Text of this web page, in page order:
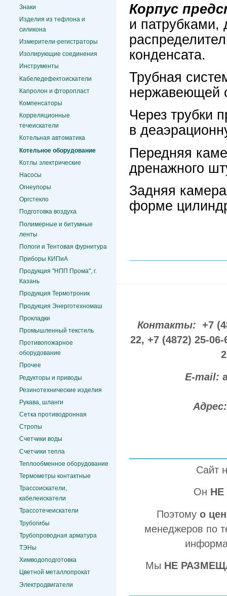
Знаки
Изделия из тефлона и
силикона
Измерители-регистраторы
Изолирующие соединения
Инструменты
Кабеледефектоискатели
Капролон и фторопласт
Компенсаторы
Корреляционные
течеискатели
Котельная автоматика
Котельное оборудование
Котлы электрические
Насосы
Огнеупоры
Оргстекло
Подготовка воздуха
Полимерные и битумные
ленты
Пологи и Тентовая фурнитура
Приборы КИПиА
Продукция "НПП Прома", г.
Казань
Продукция Термотроник
Продукция Энерготехномаш
Прокладки
Промышленный текстиль
Противопожарное
оборудование
Прочее
Редукторы и приводы
Резинотехнические изделия
Рукава, шланги
Сетка противодронная
Стропы
Счетчики воды
Счетчики тепла
Теплообменное оборудование
Термометры контактные
Трассоискатели,
кабелеискатели
Трассотечеискатели
Трубогибы
Трубопроводная арматура
ТЭНы
Химводоподготовка
Цветной металлопрокат
Электродвигатели
Корпус
и патрубками,
конденсата.
Трубная
нержавеющей
Через трубки
в
Передняя
дренажного
Задняя
форме
Контакты: +7
22, +7 (4872) 25-
E-mail:
Сайт
Он НЕ
Поэтому о
менеджеров по
Мы НЕ